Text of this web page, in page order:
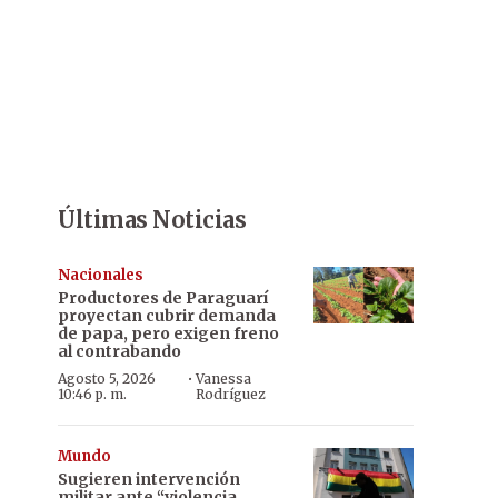
Últimas Noticias
Nacionales
Productores de Paraguarí
proyectan cubrir demanda
de papa, pero exigen freno
al contrabando
Agosto 5, 2026
10:46 p. m.
·Vanessa
Rodríguez
Mundo
Sugieren intervención